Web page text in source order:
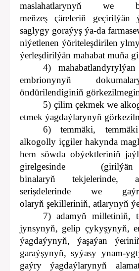
maslahatlarynyň we
meňzeş çäreleriň geçirilýän
saglygy goraýyş ýa-da
niýetlenen ýöriteleşdirilen
ýerleşdirilýän mahabat muňa
4)
embrionynyň
öndürilendiginiň
5) çilim çekmek we
etmek ýagdaýlarynyň
6) temmäki,
alkogolly içgiler hakynda
hem söwda obýektleriniň
girelgesinde
binalaryň tekjelerinde,
serişdelerinde we
olaryň şekilleriniň, atlarynyň
7) adamyň milletiniň,
jynsynyň, gelip çykyşynyň,
ýagdaýynyň, ýaşaýan
garaýşynyň, syýasy ynam-
gaýry ýagdaýlarynyň